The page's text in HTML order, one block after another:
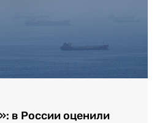
в России оценили